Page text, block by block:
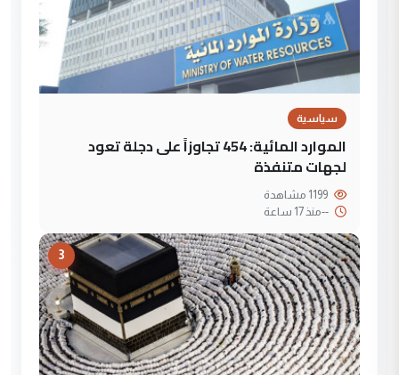
سياسية
الموارد المائية: 454 تجاوزاً على دجلة تعود
لجهات متنفذة
--منذ 17 ساعة
3